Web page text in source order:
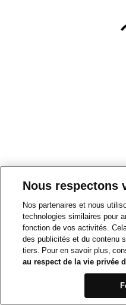
Nous respectons
Nos partenaires et nous
technologies similaires pour
fonction de vos activités.
des publicités et du contenu
tiers. Pour en savoir plus,
au respect de la vie privée